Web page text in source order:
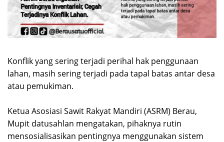
Konflik yang sering terjadi perihal hak penggunaan
lahan, masih sering terjadi pada tapal batas antar desa
atau pemukiman.
Ketua Asosiasi Sawit Rakyat Mandiri (ASRM) Berau,
Mupit datusahlan mengatakan, pihaknya rutin
mensosialisasikan pentingnya menggunakan sistem